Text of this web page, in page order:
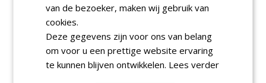
van de bezoeker, maken wij gebruik van
cookies.
Deze gegevens zijn voor ons van belang
om voor u een prettige website ervaring
te kunnen blijven ontwikkelen. Lees verder